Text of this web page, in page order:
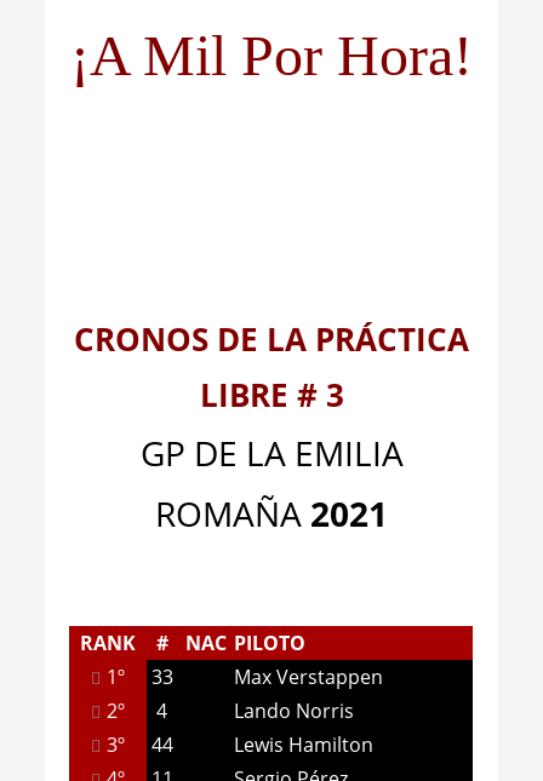
¡A Mil Por Hora!
CRONOS DE LA PRÁCTICA
LIBRE # 3
GP DE LA EMILIA
ROMAÑA 2021
RANK # NAC PILOTO
1º
33
Max Verstappen
2º
4
Lando Norris
3º
44
Lewis Hamilton